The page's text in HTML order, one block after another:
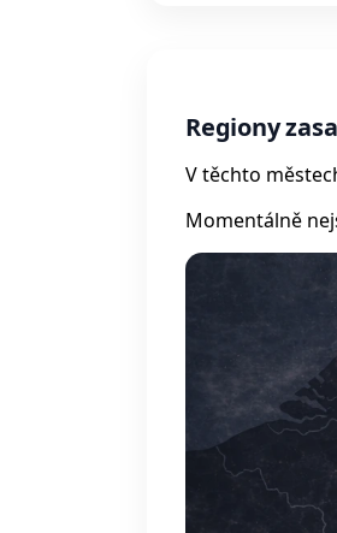
Regiony
V těchto
Momentálně